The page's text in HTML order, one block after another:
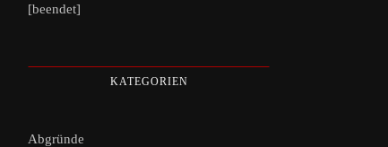
[beendet]
KATEGORIEN
Abgründe